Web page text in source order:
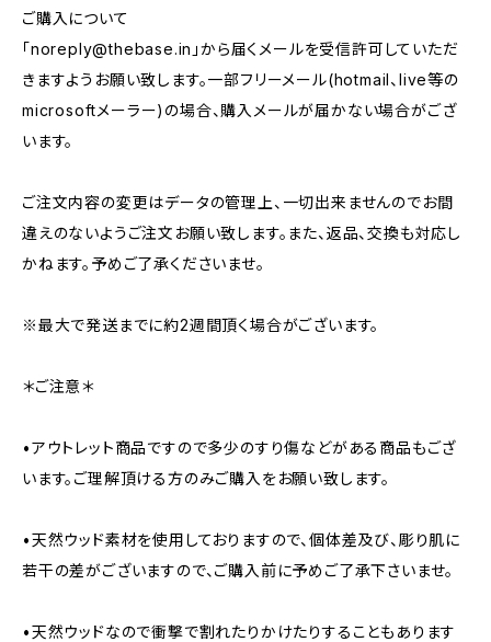
ご購入について
「noreply@thebase.in 」から届くメールを受信許可していただ
きますようお願い致します。一部フリーメール(hotmail、live等の
microsoftメーラー)の場合、購入メールが届かない場合がござ
います。
ご注文内容の変更はデータの管理上、一切出来ませんのでお間
違えのないようご注文お願い致します。また、返品、交換も対応し
かねます。予めご了承くださいませ。
※最大で発送までに約2週間頂く場合がございます。
＊ご注意＊
•アウトレット商品ですので多少のすり傷などがある商品もござ
います。ご理解頂ける方のみご購入をお願い致します。
•天然ウッド素材を使用しておりますので、個体差及び、彫り肌に
若干の差がございますので、ご購入前に予めご了承下さいませ。
•天然ウッドなので衝撃で割れたりかけたりすることもあります